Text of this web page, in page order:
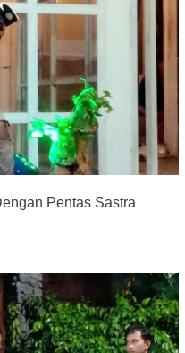
Pentas Sastra